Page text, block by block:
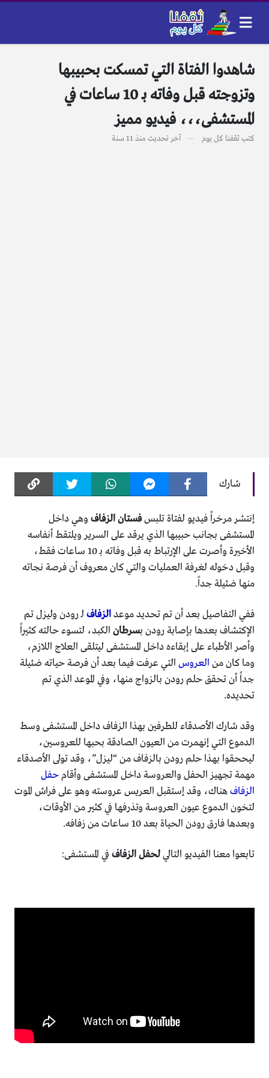
شاهدوا الفتاة التي تمسكت بحبيبها
وتزوجته قبل وفاته بـ 10 ساعات في
المستشفى،،، فيديو مميز
كتبثقفنا كل يوم آخر تحديث منذ 11 سنة
شارك
إنتشر مرخراً فيديو لفتاة تلبسفستان الزفاف وهي داخل
المستشفى بجانب حبيبها الذي يرقد على السرير ويلتقط أنفاسه
الأخيرة وأصرت على الإرتباط به قبل وفاته بـ 10 ساعات فقط،
وقبل دخوله لغرفة العمليات والتي كان معروف أن فرصة نجاته
منها ضئيلة جداً.
ففي التفاصيل بعد أن تم تحديد موعدالزفافلـ رودن وليزل تم
الإكتشاف بعدها بإصابة رودن بـسرطان الكبد، لتسوء حالته كثيراً
وأصر الأطباء على إبقاءه داخل المستشفى ليتلقى العلاج اللازم،
وما كان من العروس التي عرفت فيما بعد أن فرصة حياته ضئيلة
جداً أن تحقق حلم رودن بالزواج منها، وفي الموعد الذي تم
تحديده.
وقد شارك الأصدقاء للطرفين بهذا الزفاف داخل المستشفى وسط
الدموع التي إنهمرت من العيون الصادقة بحبها للعروسين،
ليححقوا بهذا حلم رودن بالزفاف من “ليزل”، وقد تولى الأصدقاء
مهمة تجهيز الحفل والعروسة داخل المستشفى وأقامحفل
الزفافهناك، وقد إستقبل العريس عروسته وهو على فراش الموت
لتخون الدموع عيون العروسة وتذرفها في كثير من الأوقات،
وبعدها فارق رودن الحياة بعد 10 ساعات من زفافه.
تابعوا معنا الفيديو التاليلحفل الزفاف في المستشفى: